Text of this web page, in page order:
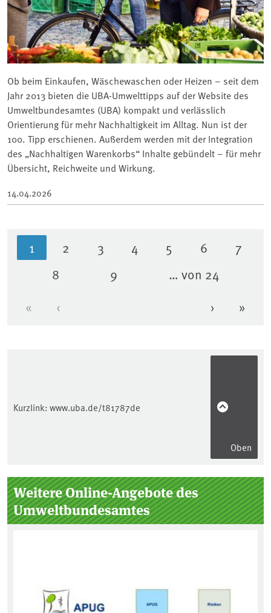
Ob beim Einkaufen, Wäschewaschen oder Heizen – seit dem
Jahr 2013 bieten die UBA-Umwelttipps auf der Website des
Umweltbundesamtes (UBA) kompakt und verlässlich
Orientierung für mehr Nachhaltigkeit im Alltag. Nun ist der
100. Tipp erschienen. Außerdem werden mit der Integration
des „Nachhaltigen Warenkorbs“ Inhalte gebündelt – für mehr
Übersicht, Reichweite und Wirkung.
14.04.2026
Erste Seite
« Vorherige Seite
‹
Aktuelle Seite
1 Seite
2 Seite
3 Seite
4 Seite
5 Seite
6 Seite
7
Seite
8 Seite
9 … von 24
Nächste
› »
Kurzlink: www.uba.de/t81787de
Oben
Seitenleiste
Weitere Online-Angebote des
Umweltbundesamtes